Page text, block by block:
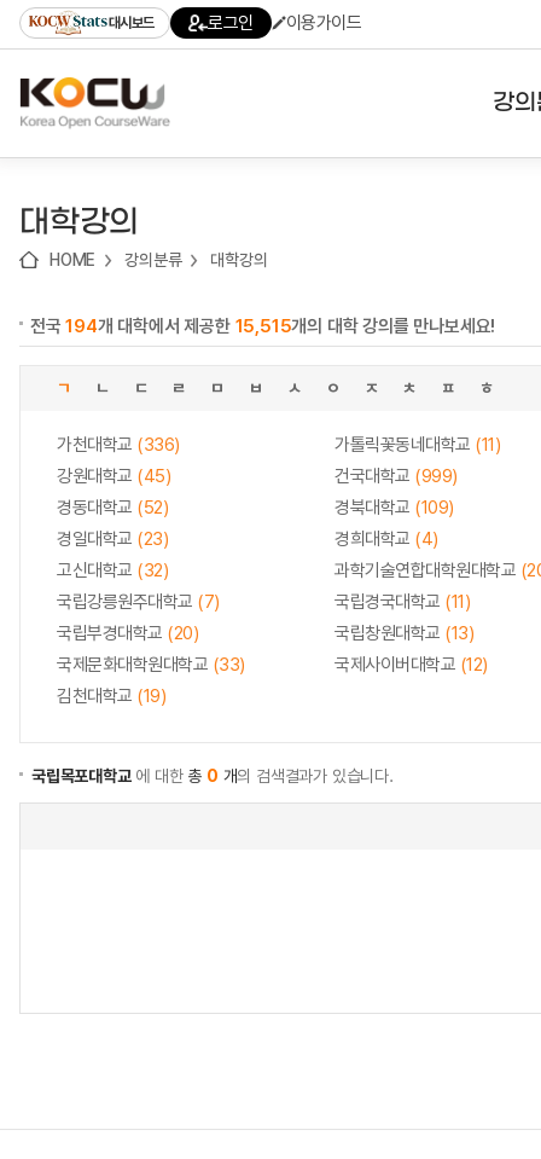
기
기
기
content)
가
대시보드 로그인 이용가이드
강
대학강의
HOME 강의분류 대학강의
전국194개 대학에서 제공한 15,515개의 대학 강의를 만나보세요!
ㄱ ㄴ ㄷ ㄹ ㅁ ㅂ ㅅ ㅇ ㅈ ㅊ ㅍ ㅎ
가천대학교 (336) 가톨릭꽃동네대학교 (11)
강원대학교 (45) 건국대학교 (999)
경동대학교 (52) 경북대학교 (109)
경일대학교 (23) 경희대학교 (4)
고신대학교 (32) 과학기술연합대학원대학교
국립강릉원주대학교 (7) 국립경국대학교 (11)
국립부경대학교 (20) 국립창원대학교 (13)
국제문화대학원대학교 (33) 국제사이버대학교 (12)
김천대학교 (19)
국립목포대학교에 대한총 0 개의 검색결과가 있습니다.